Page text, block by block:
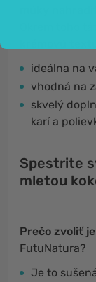
ideálna na
vhodná na
skvelý
karí a
Spestrite
mletou
Prečo zvoliť
FutuNatura?
Je to